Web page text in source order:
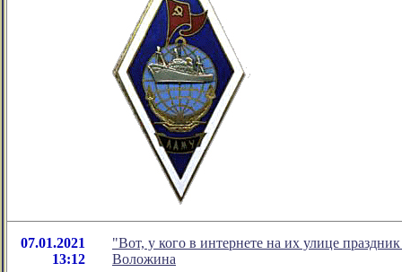
07.01.2021
13:12
"Вот, у кого в интернете на их улице
Воложина